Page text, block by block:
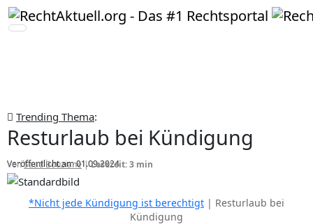
Trending Thema:
Resturlaub bei Kündigung
Veröffentlicht am 01.09.2024
VonSaad Bouziane|Lesezeit: 3 min
*Nicht jede Kündigung ist berechtigt | Resturlaub bei
Kündigung